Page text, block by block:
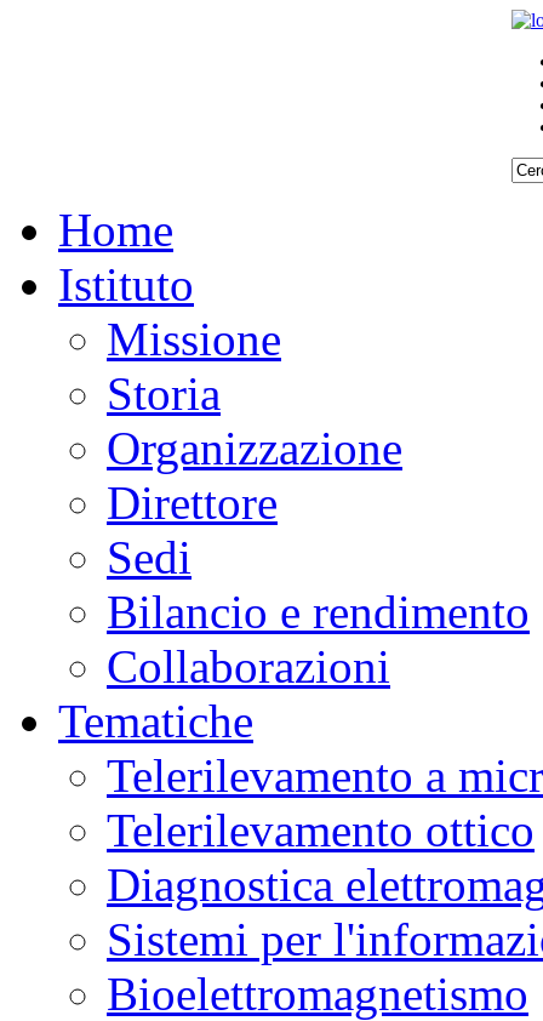
Home
Istituto
Missione
Storia
Organizzazione
Direttore
Sedi
Bilancio e rendimento
Collaborazioni
Tematiche
Telerilevamento a
Telerilevamento ottico
Diagnostica
Sistemi per
Bioelettromagnetismo